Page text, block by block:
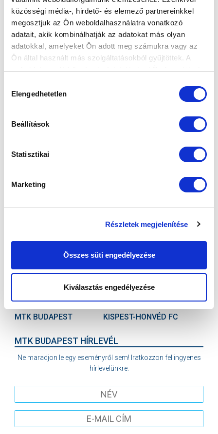
közösségi média-, hirdető- és elemező partnereinkkel
megosztjuk az Ön weboldalhasználatra vonatkozó
adatait, akik kombinálhatják az adatokat más olyan
adatokkal, amelyeket Ön adott meg számukra vagy az
Ön által használt más szolgáltatásokból gyűjtöttek. A
weboldalon való böngészés folytatásával Ön hozzájárul a
kiválasztása
Elengedhetetlen
Beállítások
Statisztikai
Marketing
Részletek megjelenítése
Összes süti engedélyezése
Kiválasztás engedélyezése
KÖVETKEZŐ MÉRKŐZÉS
2026-08-08 15:00
SÁNDOR KÁROLY LABDARÚGÓ AKADÉMIA
MTK BUDAPEST
VS
KISPEST-HONVÉD FC
MTK BUDAPEST HÍRLEVÉL
Ne maradjon le egy eseményről sem! Iratkozzon fel ingyenes
hírlevelünkre: